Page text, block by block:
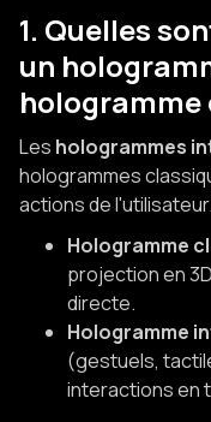
1. Quelles
un
hologramme
Les hologrammes
hologrammes
actions de l'utilisateur.
Hologramme
projection en
directe.
Hologramme
(gestuels,
interactions en